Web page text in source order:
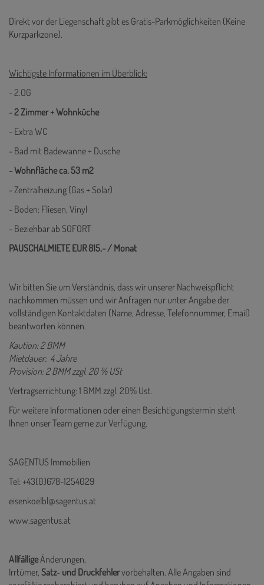
Direkt vor der Liegenschaft gibt es Gratis-Parkmöglichkeiten (Keine
Kurzparkzone).
Wichtigste Informationen im Überblick:
- 2.OG
-2 Zimmer + Wohnküche
- Extra WC
- Bad mit Badewanne + Dusche
- Wohnfläche ca. 53 m2
- Zentralheizung (Gas + Solar)
- Boden: Fliesen, Vinyl
- Beziehbar ab SOFORT
PAUSCHALMIETE EUR 815,- / Monat
Wir bitten Sie um Verständnis, dass wir unserer Nachweispflicht
nachkommen müssen und wir Anfragen nur unter Angabe der
vollständigen Kontaktdaten (Name, Adresse, Telefonnummer, Email)
beantworten können.
Kaution: 2 BMM
Mietdauer: 4 Jahre
Provision: 2 BMM zzgl. 20 % USt
Vertragserrichtung: 1 BMM zzgl. 20% Ust.
Für weitere Informationen oder einen Besichtigungstermin steht
Ihnen unser Team gerne zur Verfügung.
SAGENTUS Immobilien
Tel: +43(0)678-1254029
eisenkoelbl@sagentus.at
www.sagentus.at
AllfälligeÄnderungen,
Irrtümer, Satz- und Druckfehlervorbehalten. Alle Angaben sind